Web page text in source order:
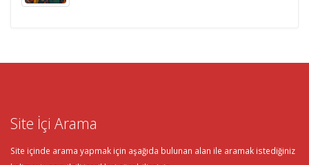
Site İçi Arama
Site içinde arama yapmak için aşağıda bulunan alan ile aramak istediğiniz